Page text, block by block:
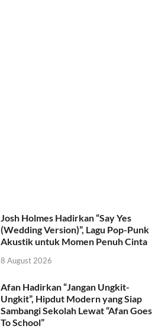
Josh Holmes Hadirkan “Say Yes
(Wedding Version)”, Lagu Pop-Punk
Akustik untuk Momen Penuh Cinta
8 August 2026
Afan Hadirkan “Jangan Ungkit-
Ungkit”, Hipdut Modern yang Siap
Sambangi Sekolah Lewat “Afan Goes
To School”